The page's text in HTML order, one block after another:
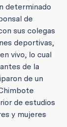
determinado
de
sus colegas
deportivas,
vivo, lo cual
de la
de un
de estudios
y mujeres